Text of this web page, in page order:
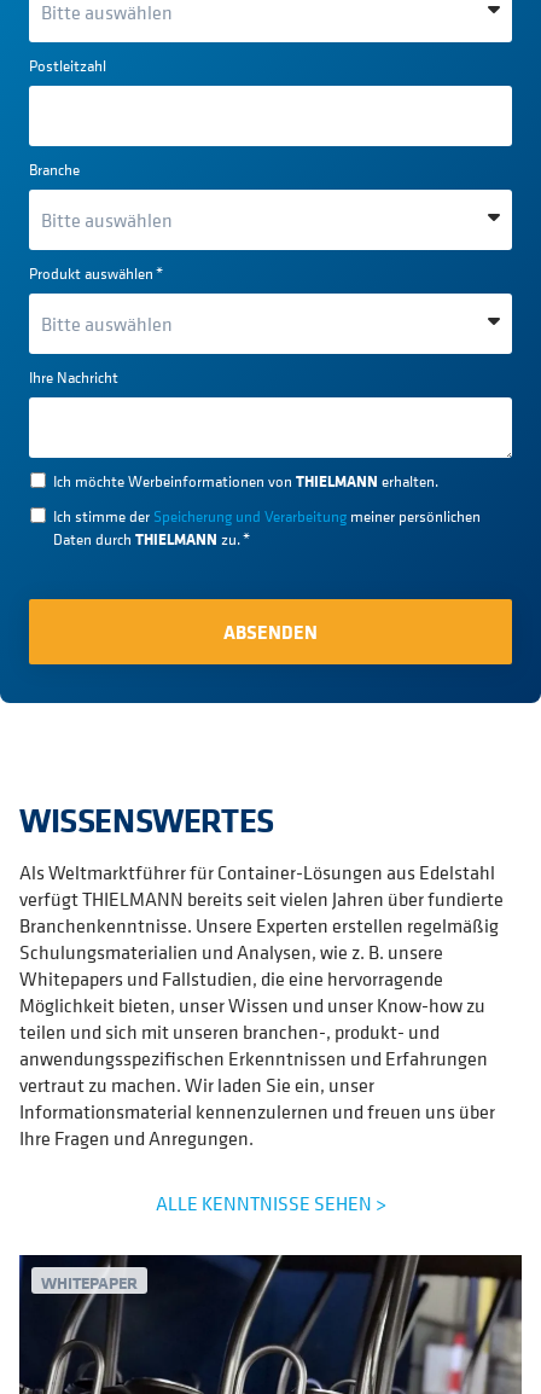
Postleitzahl
Branche
Produkt auswählen*
Ihre Nachricht
Ich möchte Werbeinformationen von THIELMANN erhalten.
Ich stimme der Speicherung und Verarbeitung meiner persönlichen
Daten durch THIELMANN zu.*
WISSENSWERTES
Als Weltmarktführer für Container-Lösungen aus Edelstahl
verfügt THIELMANN bereits seit vielen Jahren über fundierte
Branchenkenntnisse. Unsere Experten erstellen regelmäßig
Schulungsmaterialien und Analysen, wie z. B. unsere
Whitepapers und Fallstudien, die eine hervorragende
Möglichkeit bieten, unser Wissen und unser Know-how zu
teilen und sich mit unseren branchen-, produkt- und
anwendungsspezifischen Erkenntnissen und Erfahrungen
vertraut zu machen. Wir laden Sie ein, unser
Informationsmaterial kennenzulernen und freuen uns über
Ihre Fragen und Anregungen.
ALLE KENNTNISSE SEHEN >
WHITEPAPER